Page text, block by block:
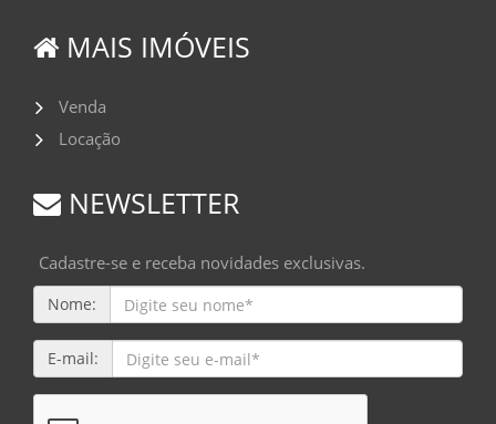
MAIS IMÓVEIS
Venda
Locação
NEWSLETTER
Cadastre-se e receba novidades exclusivas.
Nome:
E-mail: